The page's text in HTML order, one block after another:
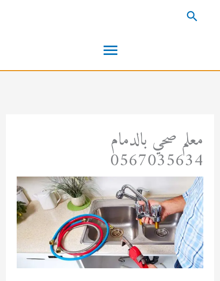
القائمة
الرئيسية
البحث
معلم صحي بالدمام
0567035634